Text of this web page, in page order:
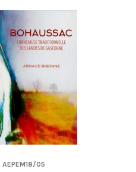
AEPEM18/05